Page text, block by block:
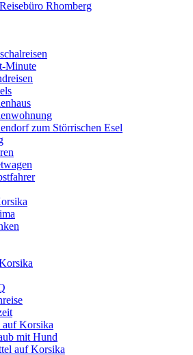
Minute
zum Störrischen Esel
Korsika
mit Hund
auf Korsika